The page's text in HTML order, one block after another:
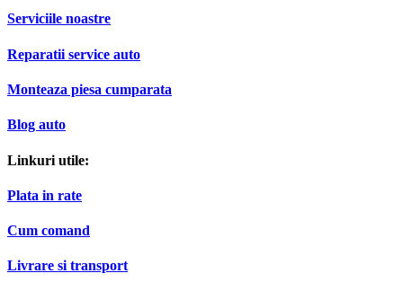
Blog auto
Linkuri utile:
Plata in rate
Cum comand
Livrare si transport
Politica de retur
Garantie produse
Program de loialitate